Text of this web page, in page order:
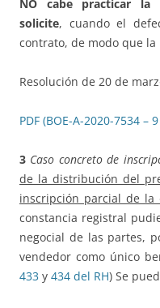
NO
cabe practicar la
solicite, cuando el
contrato, de modo que
Resolución de 20 de
PDF (BOE-A-2020-7534 –
3 Caso concreto de
de la distribución del
inscripción parcial de la
constancia registral
negocial de las partes,
vendedor como único
433 y 434 del RH) Se